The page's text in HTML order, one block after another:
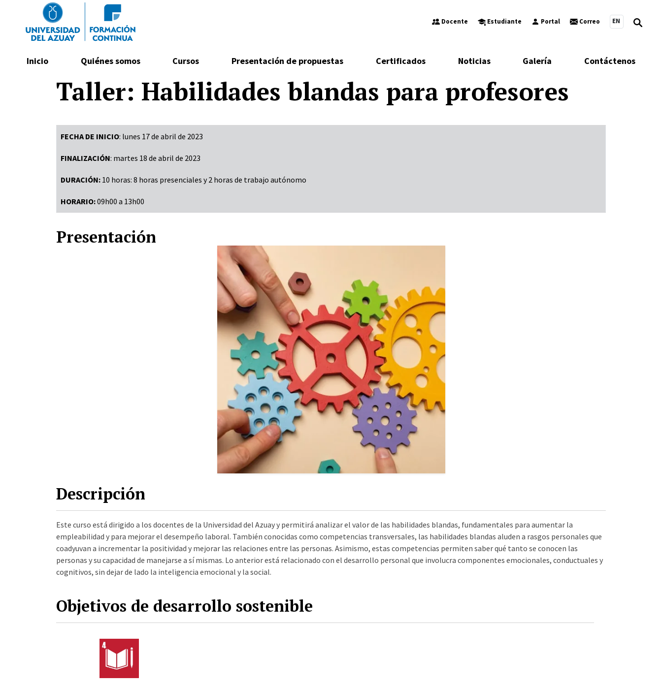
Docente Estudiante Portal Correo EN
Navegación principal
Inicio Quiénes somos Cursos Presentación de propuestas Certificados Noticias Galería Contáctenos
Taller: Habilidades blandas para profesores
FECHA DE INICIO: lunes 17 de abril de 2023
FINALIZACIÓN: martes 18 de abril de 2023
DURACIÓN: 10 horas: 8 horas presenciales y 2 horas de trabajo autónomo
HORARIO:09h00 a 13h00
Presentación
Descripción
Este curso está dirigido a los docentes de la Universidad del Azuay y permitirá analizar el valor de las habilidades blandas, fundamentales para aumentar la
empleabilidad y para mejorar el desempeño laboral. También conocidas como competencias transversales, las habilidades blandas aluden a rasgos personales que
coadyuvan a incrementar la positividad y mejorar las relaciones entre las personas. Asimismo, estas competencias permiten saber qué tanto se conocen las
personas y su capacidad de manejarse a sí mismas. Lo anterior está relacionado con el desarrollo personal que involucra componentes emocionales, conductuales y
cognitivos, sin dejar de lado la inteligencia emocional y la social.
Objetivos de desarrollo sostenible